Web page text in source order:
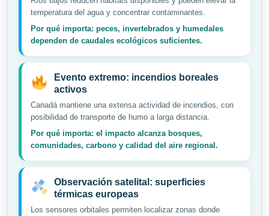
temperatura del agua y concentrar contaminantes.
Por qué importa: peces, invertebrados y humedales
dependen de caudales ecológicos suficientes.
Evento extremo: incendios boreales
activos
Canadá mantiene una extensa actividad de incendios, con
posibilidad de transporte de humo a larga distancia.
Por qué importa: el impacto alcanza bosques,
comunidades, carbono y calidad del aire regional.
Observación satelital: superficies
térmicas europeas
Los sensores orbitales permiten localizar zonas donde